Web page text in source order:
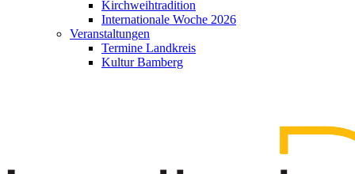
Kirchweihtradition
Internationale Woche 2026
Veranstaltungen
Termine Landkreis
Kultur Bamberg